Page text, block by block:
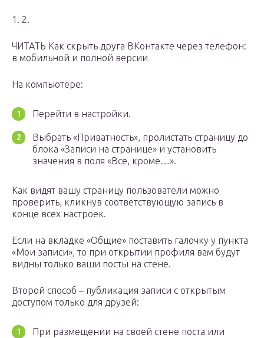
1. 2.
ЧИТАТЬ Как скрыть друга ВКонтакте через телефон:
в мобильной и полной версии
На компьютере:
Перейти в настройки.
Выбрать «Приватность», пролистать страницу до
блока «Записи на странице» и установить
значения в поля «Все, кроме…».
Как видят вашу страницу пользователи можно
проверить, кликнув соответствующую запись в
конце всех настроек.
Если на вкладке «Общие» поставить галочку у пункта
«Мои записи», то при открытии профиля вам будут
видны только ваши посты на стене.
Второй способ – публикация записи с открытым
доступом только для друзей:
При размещении на своей стене поста или